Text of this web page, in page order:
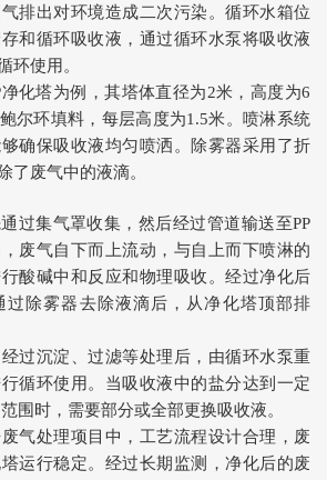
排出对环境造成二次污染。循环水箱位
和循环吸收液，通过循环水泵将吸收液
环使用。
化塔为例，其塔体直径为2米，高度为6
尔环填料，每层高度为1.5米。喷淋系统
确保吸收液均匀喷洒。除雾器采用了折
了废气中的液滴。
过集气罩收集，然后经过管道输送至PP
废气自下而上流动，与自上而下喷淋的
酸碱中和反应和物理吸收。经过净化后
过除雾器去除液滴后，从净化塔顶部排
过沉淀、过滤等处理后，由循环水泵重
循环使用。当吸收液中的盐分达到一定
围时，需要部分或全部更换吸收液。
气处理项目中，工艺流程设计合理，废
运行稳定。经过长期监测，净化后的废